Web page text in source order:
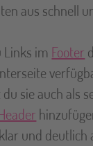
aus schnell
im Footer
sie auch als
und deutlich